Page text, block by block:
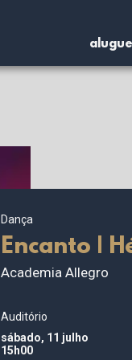
Dança
Encanto |
Academia Allegro
Auditório
sábado, 11 julho
15h00